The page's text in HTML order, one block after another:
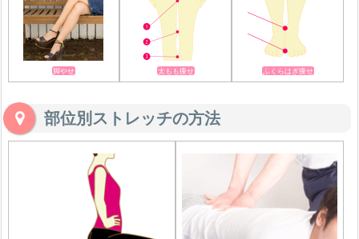
脚やせ 太もも痩せ ふくらはぎ痩せ
部位別ストレッチの方法